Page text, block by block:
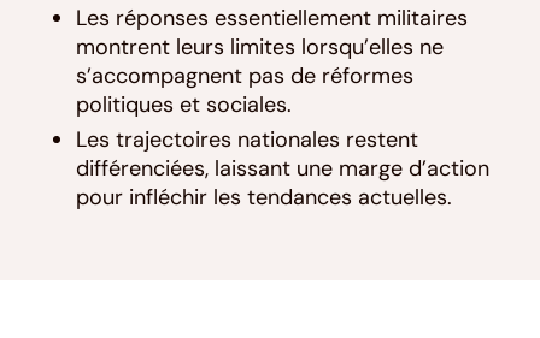
Les réponses essentiellement militaires
montrent leurs limites lorsqu’elles ne
s’accompagnent pas de réformes
politiques et sociales.
Les trajectoires nationales restent
différenciées, laissant une marge d’action
pour infléchir les tendances actuelles.